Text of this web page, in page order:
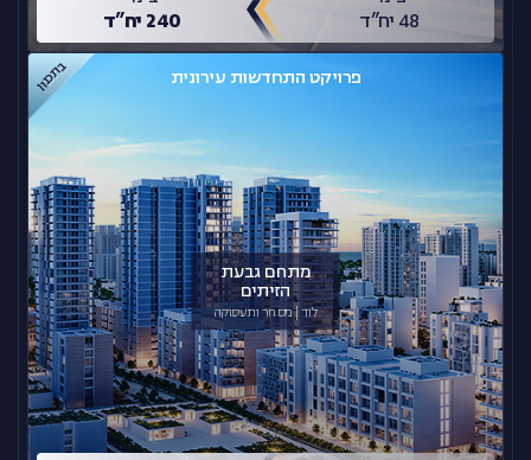
48 יח”ד 240 יח”ד
פרויקט התחדשות עירונית בתכנון
מתחם גבעת
הזיתים
לוד | מסחר ותעסוקה